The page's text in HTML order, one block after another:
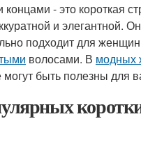
- это короткая
и элегантной.
подходит для
волосами. В модных
быть полезны для